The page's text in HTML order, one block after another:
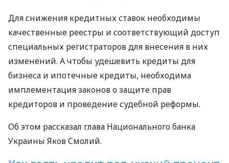
Для снижения кредитных ставок необходимы
качественные реестры и соответствующий доступ
специальных регистраторов для внесения в них
изменений. А чтобы удешевить кредиты для
бизнеса и ипотечные кредиты, необходима
имплементация законов о защите прав
кредиторов и проведение судебной реформы.
Об этом рассказал глава Национального банка
Украины Яков Смолий.